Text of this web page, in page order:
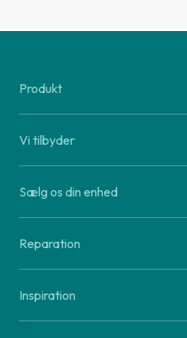
Produkt
Vi tilbyder
Sælg os din enhed
Reparation
Inspiration